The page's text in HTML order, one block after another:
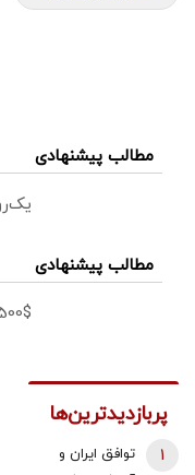
مطالب پیشنهادی
مطالب پیشنهادی
500$ هدیه به کاربران
پربازدیدترین‌ها
توافق ایران و
1